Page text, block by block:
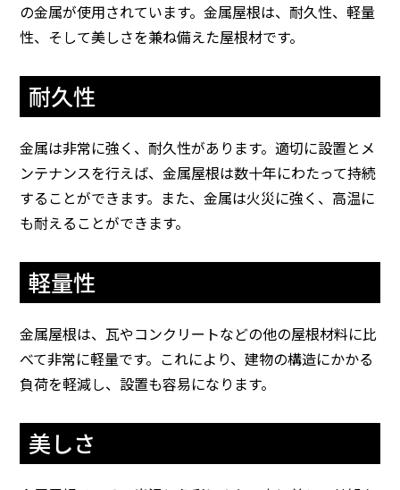
の金属が使用されています。金属屋根は、耐久性、軽量
性、そして美しさを兼ね備えた屋根材です。
耐久性
金属は非常に強く、耐久性があります。適切に設置とメ
ンテナンスを行えば、金属屋根は数十年にわたって持続
することができます。また、金属は火災に強く、高温に
も耐えることができます。
軽量性
金属屋根は、瓦やコンクリートなどの他の屋根材料に比
べて非常に軽量です。これにより、建物の構造にかかる
負荷を軽減し、設置も容易になります。
美しさ